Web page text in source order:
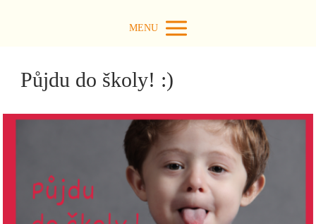
MENU
Půjdu do školy! :)